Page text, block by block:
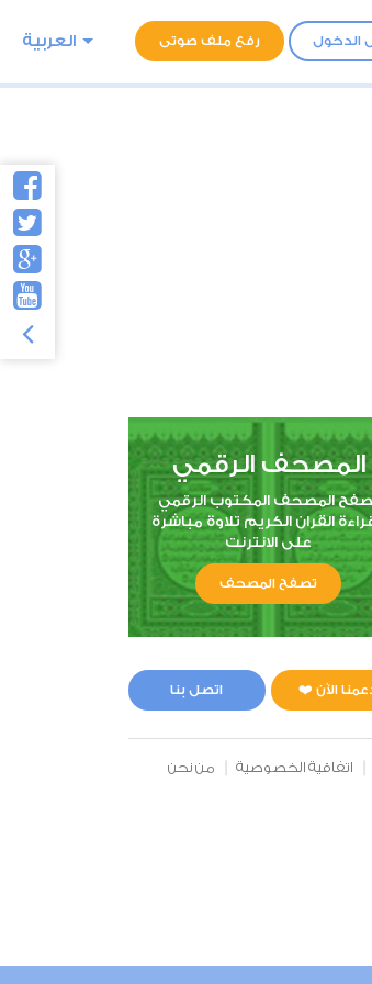
الدخول رفع ملف صوتى العربية
المصحف الرقمي
المصحف المكتوب الرقمي
القران الكريم تلاوة مباشرة
على الانترنت
تصفح المصحف
الآن ❤️ اتصل بنا
اتفاقية الخصوصية من نحن